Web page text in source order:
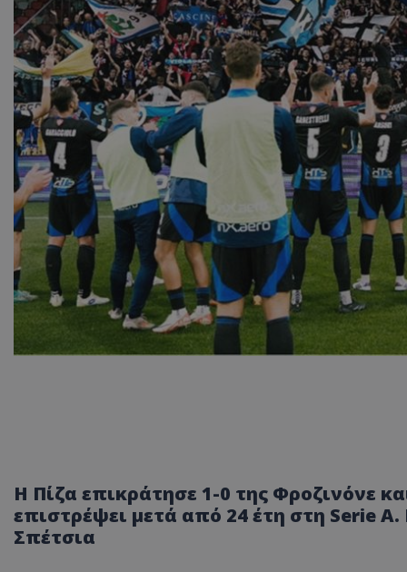
Η Πίζα επικράτησε 1-0 της Φροζινόνε
επιστρέψει μετά από 24 έτη στη Serie
Σπέτσια